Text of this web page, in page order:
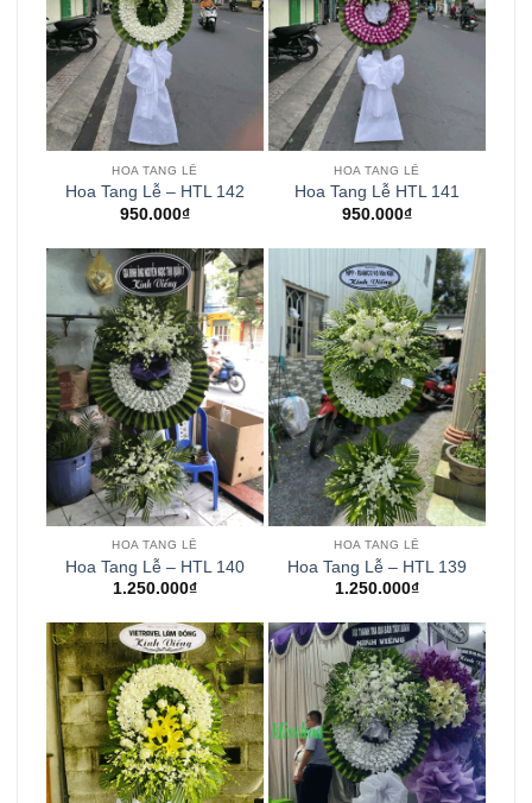
HOA TANG LỄ
Hoa Tang Lễ – HTL 142
950.000₫
HOA TANG LỄ
Hoa Tang Lễ HTL 141
950.000₫
HOA TANG LỄ
Hoa Tang Lễ – HTL 140
1.250.000₫
HOA TANG LỄ
Hoa Tang Lễ – HTL 139
1.250.000₫